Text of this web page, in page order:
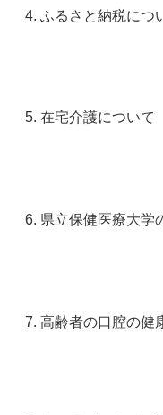
ふるさと納税につ
在宅介護について
県立保健医療大学
高齢者の口腔の健